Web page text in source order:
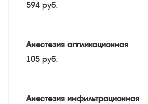
594 руб.
Анестезия аппликационная
105 руб.
Анестезия инфильтрационная